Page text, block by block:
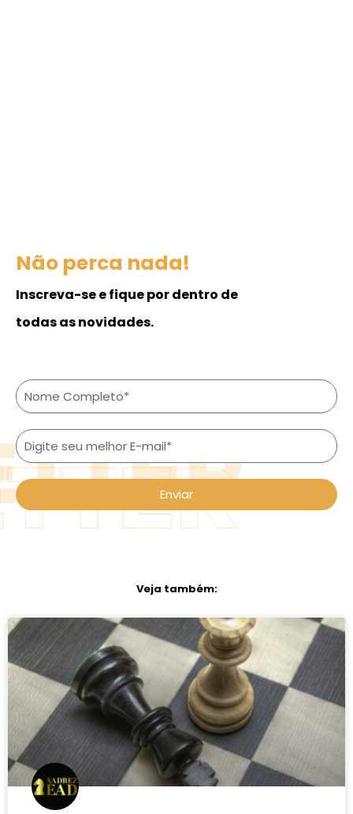
Não perca nada!
Inscreva-se e fique por dentro de
todas as novidades.
Enviar
Veja também: